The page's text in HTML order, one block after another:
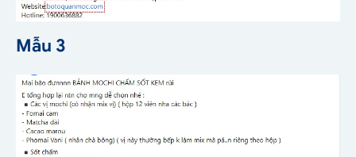
Mẫu 3